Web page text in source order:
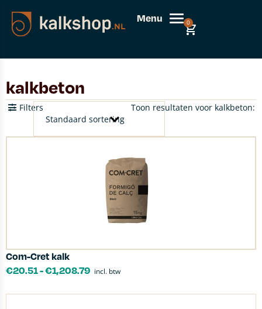
Menu 0
kalkbeton
Toon resultaten voor kalkbeton:
Filters
Com-Cret kalk
€20.51-€1,208.79 incl. btw